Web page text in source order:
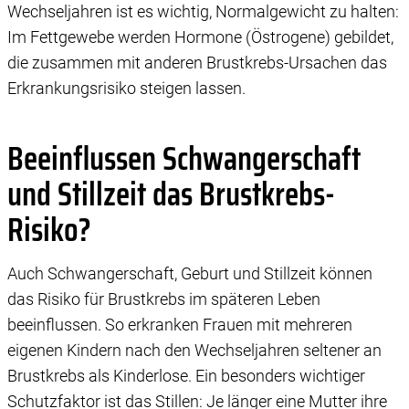
unteren Ecke klicken. Weitere Informationen finden Sie in
unserer Datenschutzerklärung.
Wechseljahren ist es wichtig, Normalgewicht zu halten:
Im Fettgewebe werden Hormone (Östrogene) gebildet,
die zusammen mit anderen Brustkrebs-Ursachen das
Erkrankungsrisiko steigen lassen.
Beeinflussen Schwangerschaft
und Stillzeit das Brustkrebs-
Risiko?
Auch Schwangerschaft, Geburt und Stillzeit können
das Risiko für Brustkrebs im späteren Leben
beeinflussen. So erkranken Frauen mit mehreren
eigenen Kindern nach den Wechseljahren seltener an
Brustkrebs als Kinderlose. Ein besonders wichtiger
Schutzfaktor ist das Stillen: Je länger eine Mutter ihre